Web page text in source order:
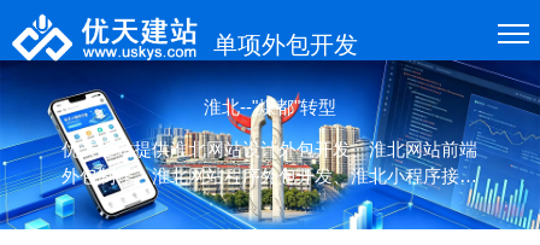
单项外包开发
淮北--"煤都"转型
优天建站提供淮北网站设计外包开发、淮北网站前端
外包制作、淮北网站程序外包开发、淮北小程序接口
外包开发、应用接口外包开发等各类项目的单项(设
计、制作、开发)外包服务